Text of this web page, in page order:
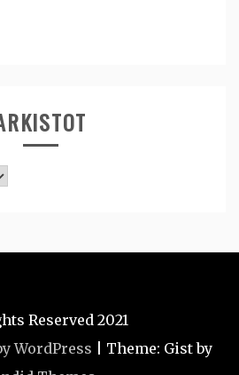
Reserved 2021
WordPress
Theme: Gist by